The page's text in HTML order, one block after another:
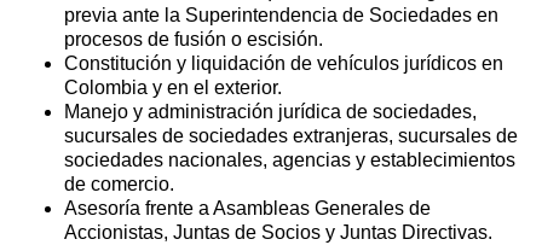
previa ante la Superintendencia de Sociedades en
procesos de fusión o escisión.
Constitución y liquidación de vehículos jurídicos en
Colombia y en el exterior.
Manejo y administración jurídica de sociedades,
sucursales de sociedades extranjeras, sucursales de
sociedades nacionales, agencias y establecimientos
de comercio.
Asesoría frente a Asambleas Generales de
Accionistas, Juntas de Socios y Juntas Directivas.